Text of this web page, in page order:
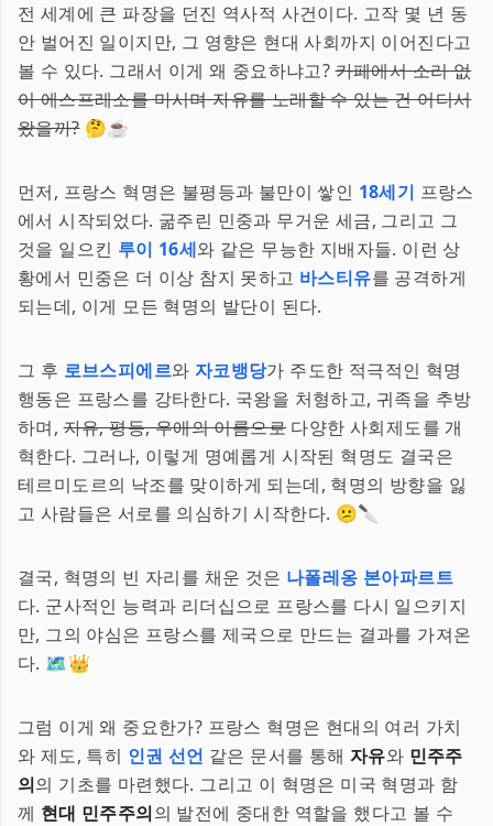
전 세계에 큰 파장을 던진 역사적 사건이다. 고작 몇 년 동
안 벌어진 일이지만, 그 영향은 현대 사회까지 이어진다고
볼 수 있다. 그래서 이게 왜 중요하냐고?카페에서 소리 없
이 에스프레소를 마시며 자유를 노래할 수 있는 건 어디서
왔을까?🤔☕
먼저, 프랑스 혁명은 불평등과 불만이 쌓인 18세기 프랑스
에서 시작되었다. 굶주린 민중과 무거운 세금, 그리고 그
것을 일으킨 루이 16세와 같은 무능한 지배자들. 이런 상
황에서 민중은 더 이상 참지 못하고 바스티유를 공격하게
되는데, 이게 모든 혁명의 발단이 된다.
그 후 로브스피에르와 자코뱅당가 주도한 적극적인 혁명
행동은 프랑스를 강타한다. 국왕을 처형하고, 귀족을 추방
하며,자유, 평등, 우애의 이름으로 다양한 사회제도를 개
혁한다. 그러나, 이렇게 명예롭게 시작된 혁명도 결국은
테르미도르의 낙조를 맞이하게 되는데, 혁명의 방향을 잃
고 사람들은 서로를 의심하기 시작한다. 😕🔪
결국, 혁명의 빈 자리를 채운 것은 나폴레옹 본아파르트
다. 군사적인 능력과 리더십으로 프랑스를 다시 일으키지
만, 그의 야심은 프랑스를 제국으로 만드는 결과를 가져온
다. 🗺️👑
그럼 이게 왜 중요한가? 프랑스 혁명은 현대의 여러 가치
와 제도, 특히 인권 선언 같은 문서를 통해자유와 민주주
의의 기초를 마련했다. 그리고 이 혁명은 미국 혁명과 함
께 현대 민주주의의 발전에 중대한 역할을 했다고 볼 수